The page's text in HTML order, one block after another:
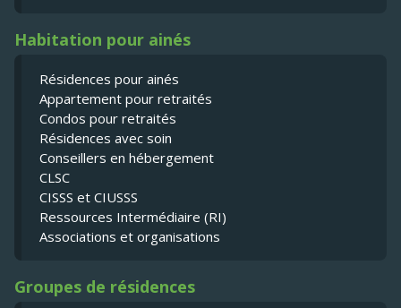
Habitation pour ainés
Résidences pour ainés
Appartement pour retraités
Condos pour retraités
Résidences avec soin
Conseillers en hébergement
CLSC
CISSS et CIUSSS
Ressources Intermédiaire (RI)
Associations et organisations
Groupes de résidences